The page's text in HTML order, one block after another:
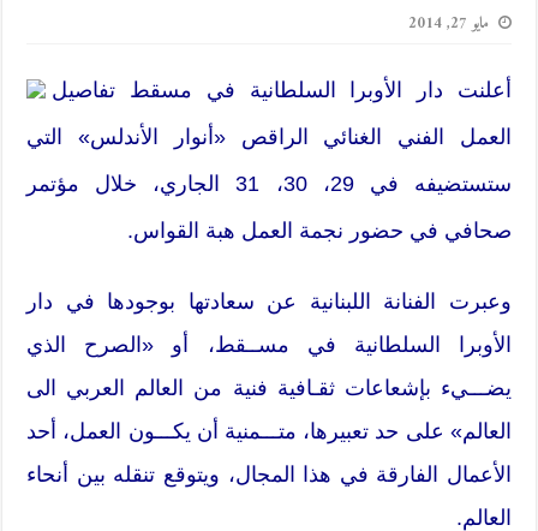
مايو 27, 2014
أعلنت دار الأوبرا السلطانية في مسقط تفاصيل
العمل الفني الغنائي الراقص «أنوار الأندلس» التي
ستستضيفه في 29، 30، 31 الجاري، خلال مؤتمر
صحافي في حضور نجمة العمل هبة القواس.
وعبرت الفنانة اللبنانية عن سعادتها بوجودها في دار
الأوبرا السلطانية في مســقط، أو «الصرح الذي
يضـــيء بإشعاعات ثقـافية فنية من العالم العربي الى
العالم» على حد تعبيرها، متـــمنية أن يكـــون العمل، أحد
الأعمال الفارقة في هذا المجال، ويتوقع تنقله بين أنحاء
العالم.